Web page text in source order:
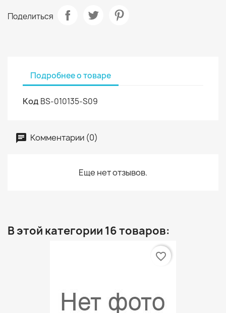
Поделиться
Подробнее о товаре
Код BS-010135-S09
Комментарии (0)
Еще нет отзывов.
В этой категории 16 товаров:
favorite_border